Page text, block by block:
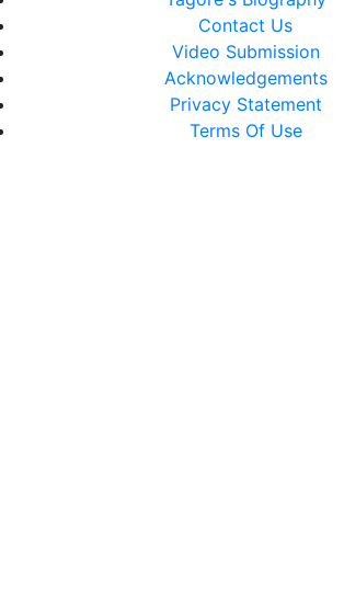
Contact Us
Video Submission
Acknowledgements
Privacy Statement
Terms Of Use